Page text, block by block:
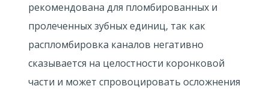
рекомендована для пломбированных и
пролеченных зубных единиц, так как
распломбировка каналов негативно
сказывается на целостности коронковой
части и может спровоцировать осложнения